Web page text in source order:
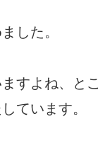
した。
すよね、とこ
ています。